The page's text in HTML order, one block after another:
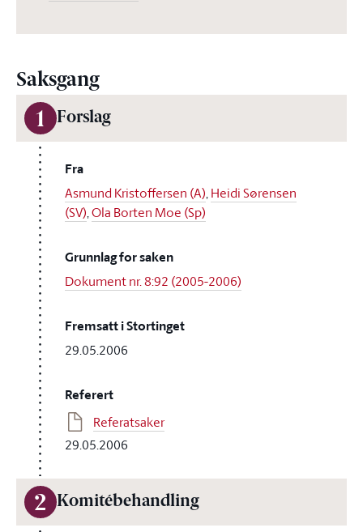
Saksgang
1 Forslag
Fra
Asmund Kristoffersen (A),Heidi Sørensen
(SV),Ola Borten Moe (Sp)
Grunnlag for saken
Dokument nr. 8:92 (2005-2006)
Fremsatt i Stortinget
29.05.2006
Referert
Referatsaker
29.05.2006
2 Komitébehandling